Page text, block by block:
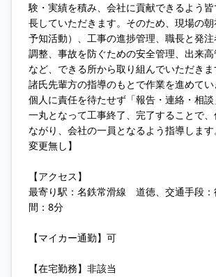
験・実績を積み、会社に貢献できるよう
長していただきます。そのため、現場の
予知活動）、工事の進捗管理、職長と発
調整、事故を防ぐための安全管理、出来
など、できる所から取り組んでいただきま
諸氏先輩方の指導のもとで作業を進めて
個人に責任を待たせず「報告・連絡・相
一丸となって工事終了、完了することで
ながり、会社の一員となるよう指導します
変更無し】
【アクセス】
最寄り駅：名鉄常滑線 道徳、交通手段：
間：8分
【マイカー通勤】可
【在宅勤務】非該当